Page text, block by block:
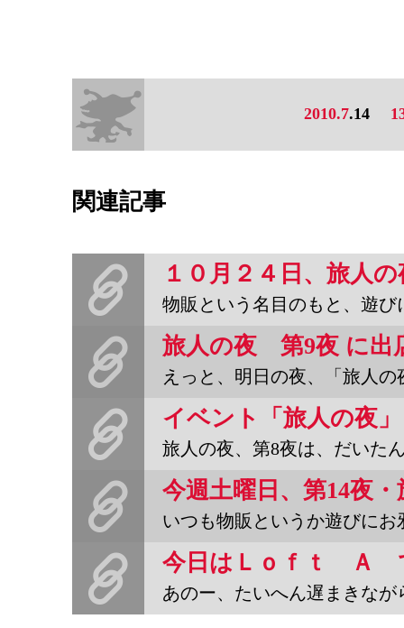
2010.7.14
関連記事
物販という名目のもと、遊びにいきます。お暇な方はぜひ
えっと、明日の夜、「旅人の夜」に出店します。というか遊びにゆ
イベント「旅人の夜
旅人の夜、第8夜は、だいたんにも野宿野郎取扱店「旅する本屋放
いつも物販というか遊びにお邪魔している、阿佐ヶ谷ロフトの「
あのー、たいへん遅まきながら、あけましておめでとうございます